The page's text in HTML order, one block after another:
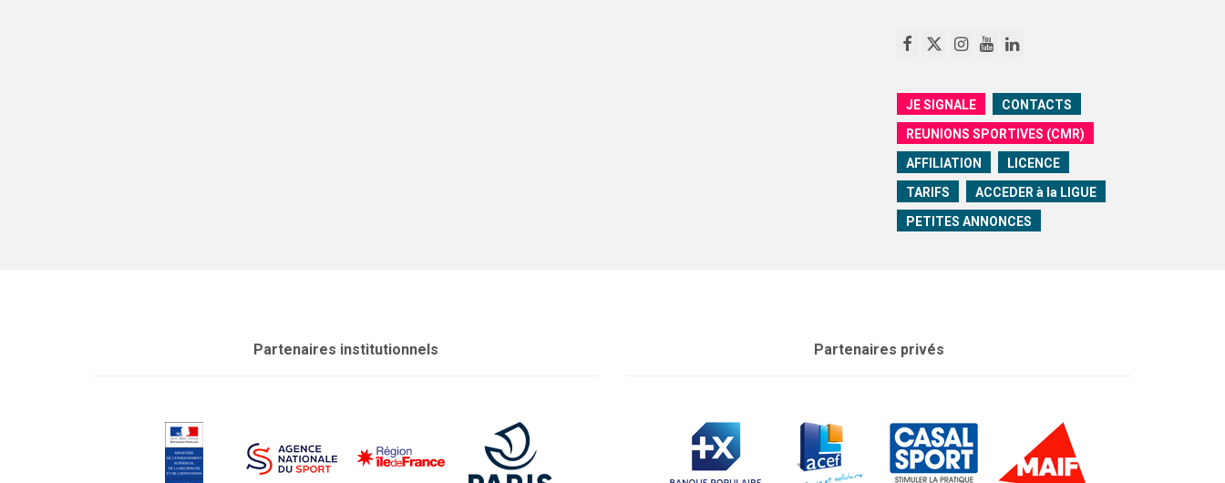
JE SIGNALE
CONTACTS
REUNIONS SPORTIVES (CMR)
AFFILIATION
LICENCE
TARIFS
ACCEDER à la LIGUE
PETITES ANNONCES
Partenaires institutionnels Partenaires privés